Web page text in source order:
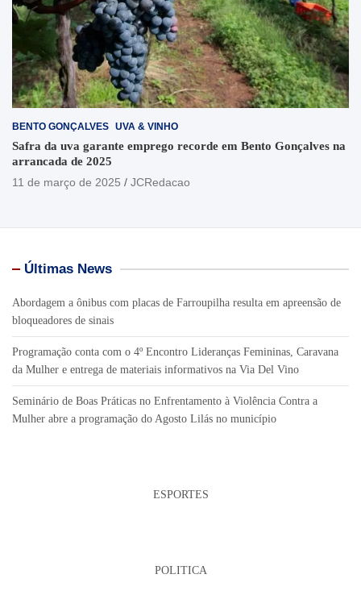
BENTO GONÇALVES UVA & VINHO
Safra da uva garante emprego recorde em Bento Gonçalves na
arrancada de 2025
11 de março de 2025
JCRedacao
Últimas News
Abordagem a ônibus com placas de Farroupilha resulta em apreensão de
bloqueadores de sinais
Programação conta com o 4º Encontro Lideranças Femininas, Caravana
da Mulher e entrega de materiais informativos na Via Del Vino
Seminário de Boas Práticas no Enfrentamento à Violência Contra a
Mulher abre a programação do Agosto Lilás no município
ESPORTES
POLITICA